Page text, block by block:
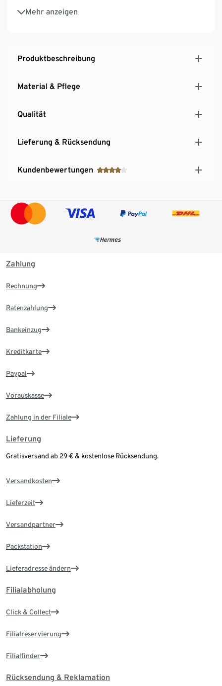
Mehr anzeigen
Schlitz mit Knopfverschluss im Nacken
Brustabnäher für eine optimale Passform
Moderner Leo-Alloverprint
Produktbeschreibung
Material & Pflege
Qualität
Lieferung & Rücksendung
Kundenbewertungen
Zahlung
Rechnung
Ratenzahlung
Bankeinzug
Kreditkarte
Paypal
Vorauskasse
Zahlung in der Filiale
Lieferung
Gratisversand ab 29 € & kostenlose Rücksendung.
Versandkosten
Lieferzeit
Versandpartner
Packstation
Lieferadresse ändern
Filialabholung
Click & Collect
Filialreservierung
Filialfinder
Rücksendung & Reklamation